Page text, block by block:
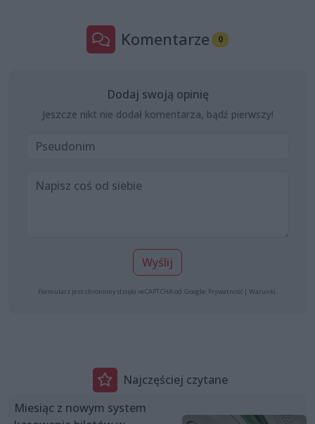
Komentarze 0
Dodaj swoją opinię
Jeszcze nikt nie dodał komentarza, bądź pierwszy!
Wyślij
Formularz jest chroniony dzięki reCAPTCHA od Google: Prywatność | Warunki
Najczęściej czytane
Miesiąc z nowym system